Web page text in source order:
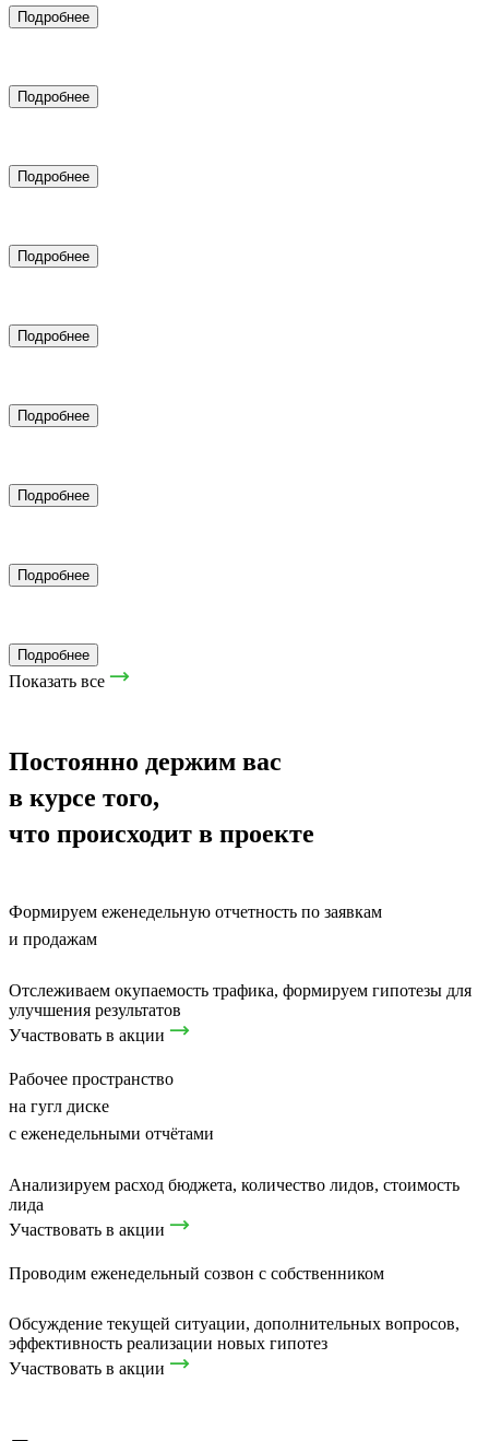
Подробнее
Подробнее
Подробнее
Подробнее
Подробнее
Подробнее
Подробнее
Подробнее
Подробнее
Показать все
Постоянно держим вас
в курсе того,
что происходит в проекте
Формируем еженедельную отчетность по заявкам
и продажам
Отслеживаем окупаемость трафика, формируем гипотезы для
улучшения результатов
Участвовать в акции
Рабочее пространство
на гугл диске
с еженедельными отчётами
Анализируем расход бюджета, количество лидов, стоимость
лида
Участвовать в акции
Проводим еженедельный созвон с собственником
Обсуждение текущей ситуации, дополнительных вопросов,
эффективность реализации новых гипотез
Участвовать в акции